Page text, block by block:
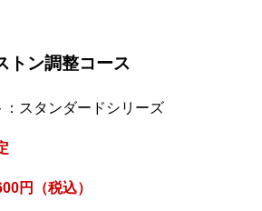
トン調整コース
：スタンダードシリーズ
円（税込）